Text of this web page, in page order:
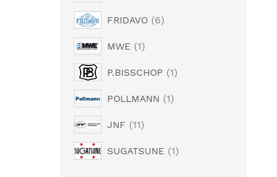
FRIDAVO 6
MWE 1
P.BISSCHOP 1
POLLMANN 1
JNF 11
SUGATSUNE 1